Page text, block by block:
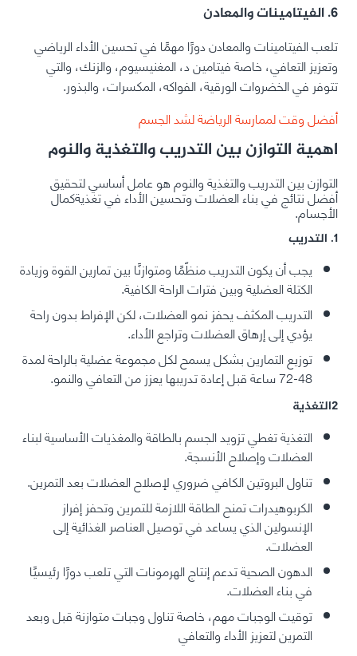
6. الفيتامينات والمعادن
تلعب الفيتامينات والمعادن دورًا مهمًا في تحسين الأداء الرياضي
وتعزيز التعافي، خاصة فيتامين د، المغنيسيوم، والزنك، والتي
تتوفر في الخضروات الورقية، الفواكه، المكسرات، والبذور.
أفضل وقت لممارسة الرياضة لشد الجسم
اهمية التوازن بين التدريب والتغذية والنوم
التوازن بين التدريب والتغذية والنوم هو عامل أساسي لتحقيق
أفضل نتائج في بناء العضلات وتحسين الأداء في تغذيةكمال
الأجسام.
1. التدريب
يجب أن يكون التدريب منظّمًا ومتوازنًا بين تمارين القوة وزيادة
الكتلة العضلية وبين فترات الراحة الكافية.
التدريب المكثف يحفز نمو العضلات، لكن الإفراط بدون راحة
يؤدي إلى إرهاق العضلات وتراجع الأداء.
توزيع التمارين بشكل يسمح لكل مجموعة عضلية بالراحة لمدة
48-72 ساعة قبل إعادة تدريبها يعزز من التعافي والنمو.
2التغذية
التغذية تغطي تزويد الجسم بالطاقة والمغذيات الأساسية لبناء
العضلات وإصلاح الأنسجة.
تناول البروتين الكافي ضروري لإصلاح العضلات بعد التمرين.
الكربوهيدرات تمنح الطاقة اللازمة للتمرين وتحفز إفراز
الإنسولين الذي يساعد في توصيل العناصر الغذائية إلى
العضلات.
الدهون الصحية تدعم إنتاج الهرمونات التي تلعب دورًا رئيسيًا
في بناء العضلات.
توقيت الوجبات مهم، خاصة تناول وجبات متوازنة قبل وبعد
التمرين لتعزيز الأداء والتعافي